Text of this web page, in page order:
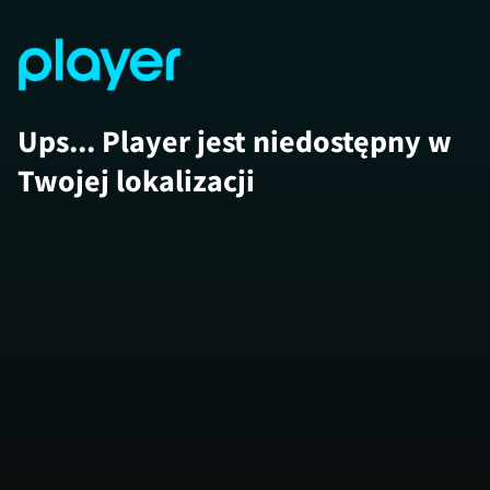
Ups... Player jest niedostępny w
Twojej lokalizacji